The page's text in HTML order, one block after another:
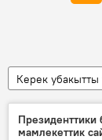
Керек убакытты
Президенттики
мамлекеттик